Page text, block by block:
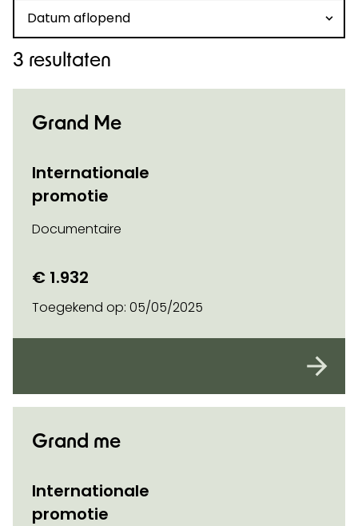
Sorteren op datum
3 resultaten
Grand Me
Internationale
promotie
Documentaire
€ 1.932
Toegekend op: 05/05/2025
Grand me
Internationale
promotie